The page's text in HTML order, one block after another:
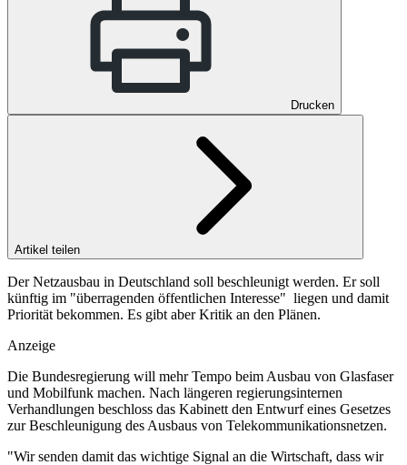
Drucken
Artikel teilen
Der Netzausbau in Deutschland soll beschleunigt werden. Er soll
künftig im "überragenden öffentlichen Interesse" liegen und damit
Priorität bekommen. Es gibt aber Kritik an den Plänen.
Anzeige
Die Bundesregierung will mehr Tempo beim Ausbau von Glasfaser
und Mobilfunk machen. Nach längeren regierungsinternen
Verhandlungen beschloss das Kabinett den Entwurf eines Gesetzes
zur Beschleunigung des Ausbaus von Telekommunikationsnetzen.
"Wir senden damit das wichtige Signal an die Wirtschaft, dass wir